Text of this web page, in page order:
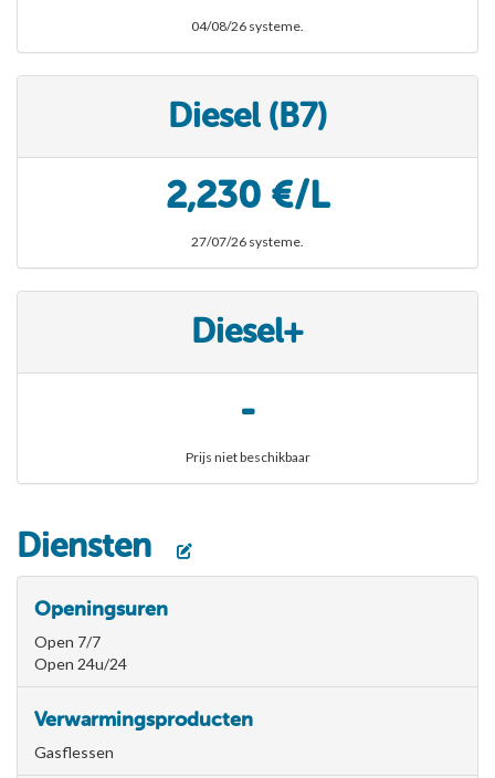
04/08/26 systeme.
Diesel (B7)
2,230 €/L
27/07/26 systeme.
Diesel+
-
Prijs niet beschikbaar
Diensten
Openingsuren
Open 7/7
Open 24u/24
Verwarmingsproducten
Gasflessen